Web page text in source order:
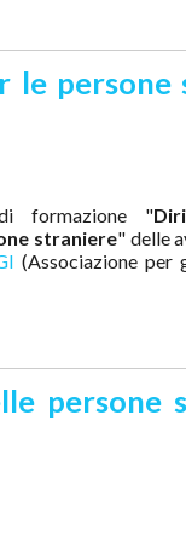
le persone
formazione "
straniere" delle
(Associazione per
persone